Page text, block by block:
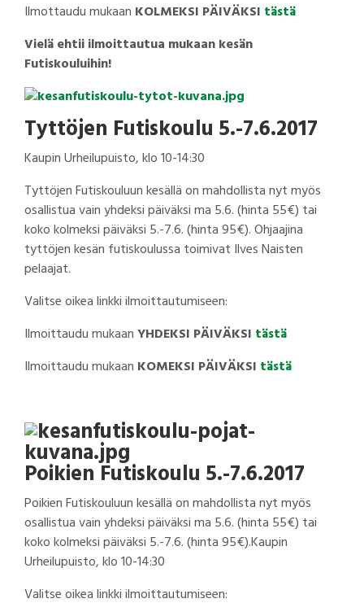
Ilmottaudu mukaan KOLMEKSI PÄIVÄKSI tästä
Vielä ehtii ilmoittautua mukaan kesän
Futiskouluihin!
Tyttöjen Futiskoulu 5.-7.6.2017
Kaupin Urheilupuisto, klo 10-14:30
Tyttöjen Futiskouluun kesällä on mahdollista nyt myös
osallistua vain yhdeksi päiväksi ma 5.6. (hinta 55€) tai
koko kolmeksi päiväksi 5.-7.6. (hinta 95€). Ohjaajina
tyttöjen kesän futiskoulussa toimivat Ilves Naisten
pelaajat.
Valitse oikea linkki ilmoittautumiseen:
Ilmoittaudu mukaanYHDEKSI PÄIVÄKSI tästä
Ilmoittaudu mukaan KOMEKSI PÄIVÄKSI tästä
Poikien Futiskoulu 5.-7.6.2017
Poikien Futiskouluun kesällä on mahdollista nyt myös
osallistua vain yhdeksi päiväksi ma 5.6. (hinta 55€) tai
koko kolmeksi päiväksi 5.-7.6. (hinta 95€).Kaupin
Urheilupuisto, klo 10-14:30
Valitse oikea linkki ilmoittautumiseen: